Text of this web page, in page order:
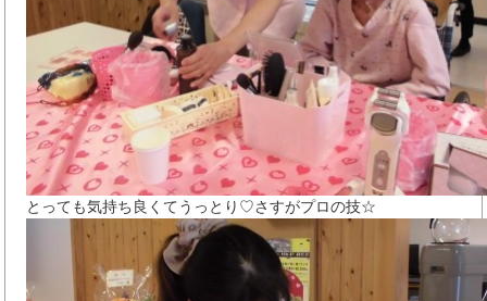
とっても気持ち良くてうっとり♡さすがプロの技☆